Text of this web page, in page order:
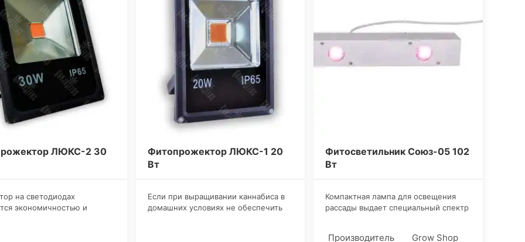
ЛЮКС-2 30
на светодиодах
экономичностью и
Фитопрожектор ЛЮКС-1 20
Вт
​Если при выращивании каннабиса в
домашних условиях не обеспечить
Фитосветильник Союз-05 102
Вт
​Компактная лампа для освещения
рассады выдает специальный спектр
Производитель Grow Shop